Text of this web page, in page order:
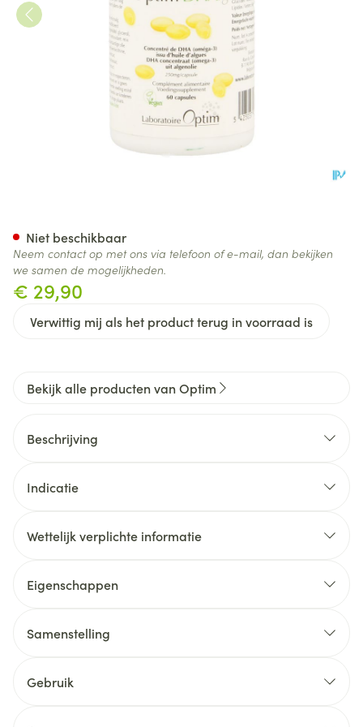
€ 29,90
Verwittig mij als het product terug in voorraad is
Niet beschikbaar
Neem contact op met ons via telefoon of e-mail, dan bekijken
we samen de mogelijkheden.
Bekijk alle producten van Optim
Beschrijving
Indicatie
Wettelijk verplichte informatie
Eigenschappen
Samenstelling
Gebruik